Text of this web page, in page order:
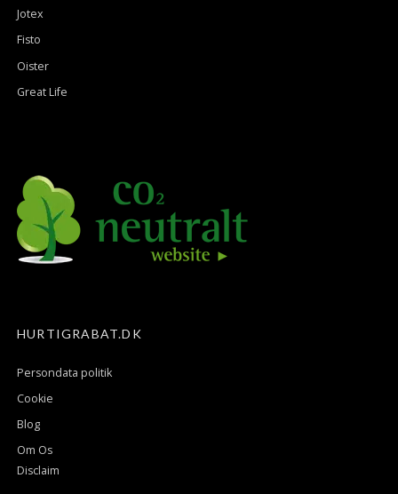
Jotex
Fisto
Oister
Great Life
HURTIGRABAT.DK
Persondata politik
Cookie
Blog
Om Os
Disclaim